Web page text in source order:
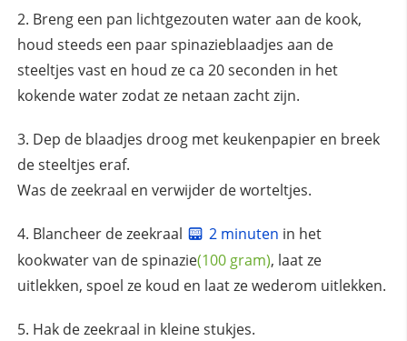
Breng een pan lichtgezouten water aan de kook,
houd steeds een paar spinazieblaadjes aan de
steeltjes vast en houd ze ca 20 seconden in het
kokende water zodat ze netaan zacht zijn.
Dep de blaadjes droog met keukenpapier en breek
de steeltjes eraf.
Was de zeekraal en verwijder de worteltjes.
Blancheer de zeekraal 2 minuten in het
kookwater van despinazie(100 gram), laat ze
uitlekken, spoel ze koud en laat ze wederom uitlekken.
Hak de zeekraal in kleine stukjes.